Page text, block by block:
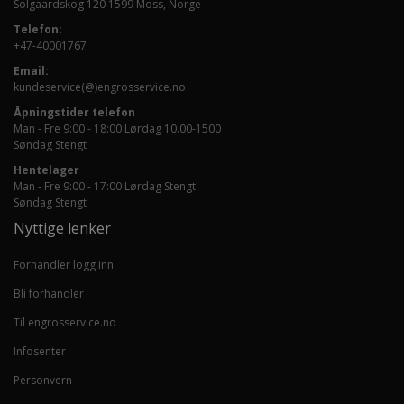
Solgaardskog 120 1599 Moss, Norge
Telefon:
+47-40001767
Email:
kundeservice(@)engrosservice.no
Åpningstider telefon
Man - Fre 9:00 - 18:00 Lørdag 10.00-1500
Søndag Stengt
Hentelager
Man - Fre 9:00 - 17:00 Lørdag Stengt
Søndag Stengt
Nyttige lenker
Forhandler logg inn
Bli forhandler
Til engrosservice.no
Infosenter
Personvern